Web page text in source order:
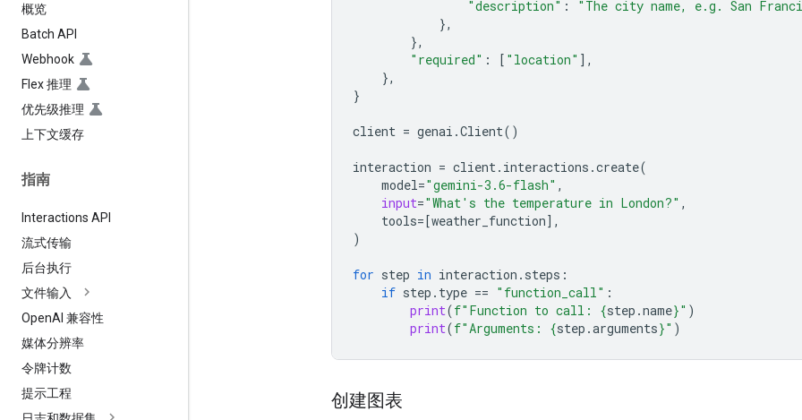
概览
Batch API
Webhook
Flex 推理
优先级推理
上下文缓存
指南
Interactions API
流式传输
后台执行
文件输入
OpenAI 兼容性
媒体分辨率
令牌计数
提示工程
"description" : "The city name, e.g. San
},
},
"required" : [ "location" ],
},
}
client = genai .Client()
interaction = client. interactions .create(
model="gemini-3.6-flash" ,
input="What's the temperature in London?" ,
tools=[weather_function],
)
for step in interaction . steps :
if step . type == "function_call" :
print(f"Function to call: {step .name}" )
print(f"Arguments: {step .arguments}" )
创建图表